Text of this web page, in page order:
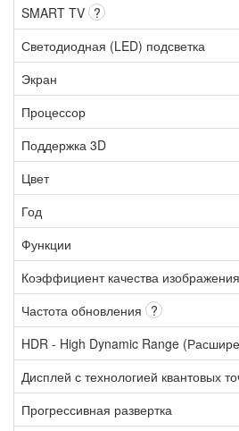
SMART TV ?
Светодиодная (LED) подсветка
Экран
Процессор
Поддержка 3D
Цвет
Год
Функции
Коэффициент качества
Частота обновления ?
HDR - High Dynamic Range
Дисплей с технологией квантовых
Прогрессивная развертка